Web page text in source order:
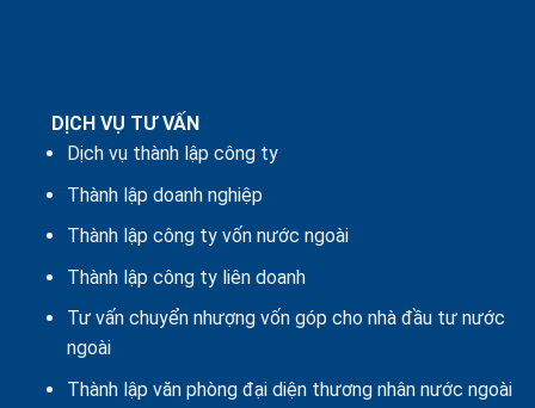
DỊCH VỤ TƯ VẤN
Dịch vụ thành lập công ty
Thành lập doanh nghiệp
Thành lập công ty vốn nước ngoài
Thành lập công ty liên doanh
Tư vấn chuyển nhượng vốn góp cho nhà đầu tư nước
ngoài
Thành lập văn phòng đại diện thương nhân nước ngoài